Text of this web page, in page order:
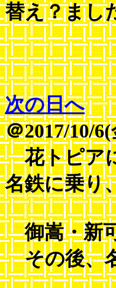
替え？まし
次の日へ
＠2017/10/
花トピア
名鉄に乗り
御嵩・新可
その後、名